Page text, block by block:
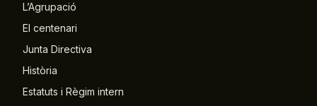
L’Agrupació
El centenari
Junta Directiva
Història
Estatuts i Règim intern